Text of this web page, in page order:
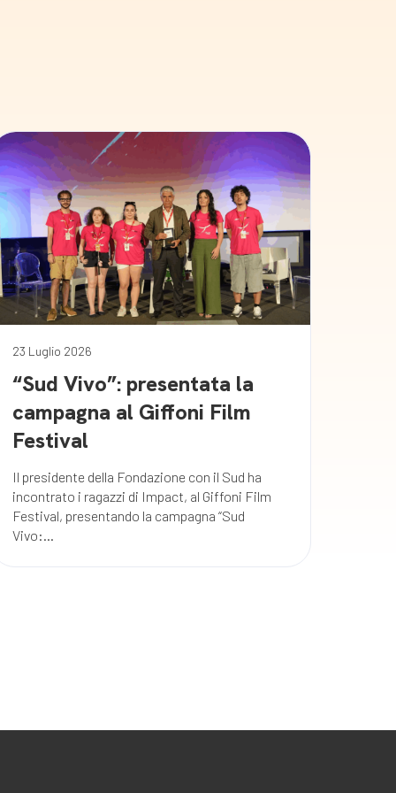
23 Luglio 2026
“Sud Vivo”: presentata la
campagna al Giffoni Film
Festival
Il presidente della Fondazione con il Sud ha
incontrato i ragazzi di Impact, al Giffoni Film
Festival, presentando la campagna “Sud
Vivo:...